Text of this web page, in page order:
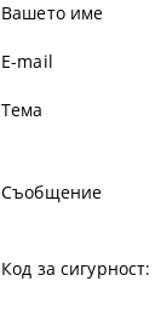
Вашето име
E-mail
Тема
Съобщение
Код за сигурност: